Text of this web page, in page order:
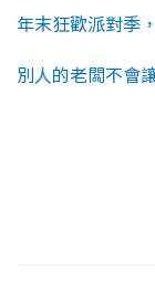
年末狂歡派對季
別人的老闆不會